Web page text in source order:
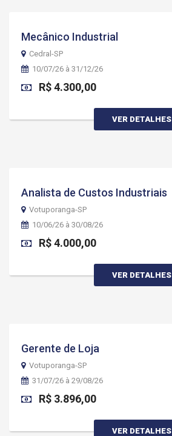
Mecânico Industrial
Cedral-SP
10/07/26 à 31/12/26
R$ 4.300,00
VER DETALHES
Analista de Custos Industriais
Votuporanga-SP
10/06/26 à 30/08/26
R$ 4.000,00
VER DETALHES
Gerente de Loja
Votuporanga-SP
31/07/26 à 29/08/26
R$ 3.896,00
VER DETALHES